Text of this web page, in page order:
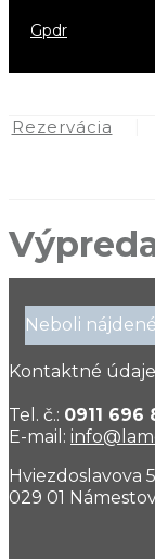
gpdr
Rezervácia
Neboli
Kontaktné
Tel. č.: 0911 696
E-mail:
Hviezdoslavova
029 01